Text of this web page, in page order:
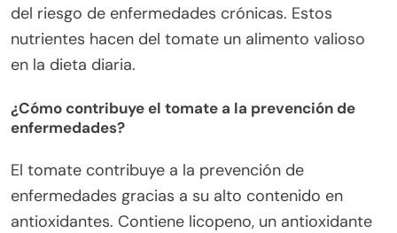
del riesgo de enfermedades crónicas. Estos
nutrientes hacen del tomate un alimento valioso
en la dieta diaria.
¿Cómo contribuye el tomate a la prevención de
enfermedades?
El tomate contribuye a la prevención de
enfermedades gracias a su alto contenido en
antioxidantes. Contiene licopeno, un antioxidante